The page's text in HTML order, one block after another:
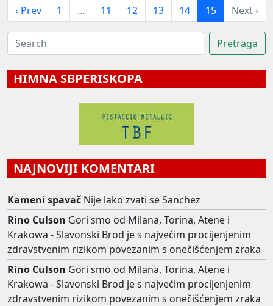
‹ Prev 1 … 11 12 13 14 15 Next ›
HIMNA SBPERISKOPA
NAJNOVIJI KOMENTARI
Kameni spavač Nije lako zvati se Sanchez
Rino Culson Gori smo od Milana, Torina, Atene i
Krakowa - Slavonski Brod je s najvećim procijenjenim
zdravstvenim rizikom povezanim s onečišćenjem zraka
Rino Culson Gori smo od Milana, Torina, Atene i
Krakowa - Slavonski Brod je s najvećim procijenjenim
zdravstvenim rizikom povezanim s onečišćenjem zraka